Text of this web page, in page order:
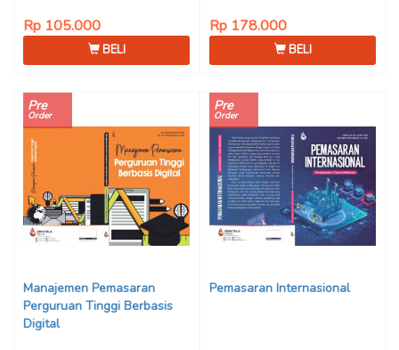
Rp 105.000
BELI
Rp 178.000
BELI
Pre
Order
Manajemen Pemasaran
Perguruan Tinggi Berbasis
Digital
Pre
Order
Pemasaran Internasional